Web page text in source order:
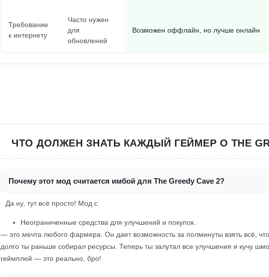
Требование
к интернету
Часто нужен
для
обновлений
Возможен оффлайн, но лучше онлайн
ЧТО ДОЛЖЕН ЗНАТЬ КАЖДЫЙ ГЕЙМЕР О THE
Почему этот мод считается имбой для The Greedy Cave 2?
Да ну, тут всё просто! Мод с
Неограниченные средства для улучшений и покупок.
— это мечта любого фармера. Он дает возможность за полминуты взять всё,
долго ты раньше собирал ресурсы. Теперь ты залутал все улучшения и кучу
геймплей — это реально, бро!